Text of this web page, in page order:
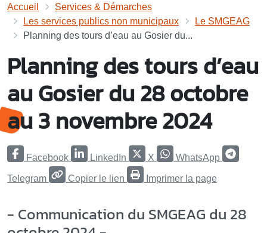
Accueil
Services & Démarches
Les services publics non municipaux
Le SMGEAG
Planning des tours d’eau au Gosier du...
Planning des tours d’eau
au Gosier du 28 octobre
au 3 novembre 2024
Facebook LinkedIn X WhatsApp
Telegram Copier le lien Imprimer la page
- Communication du SMGEAG du 28